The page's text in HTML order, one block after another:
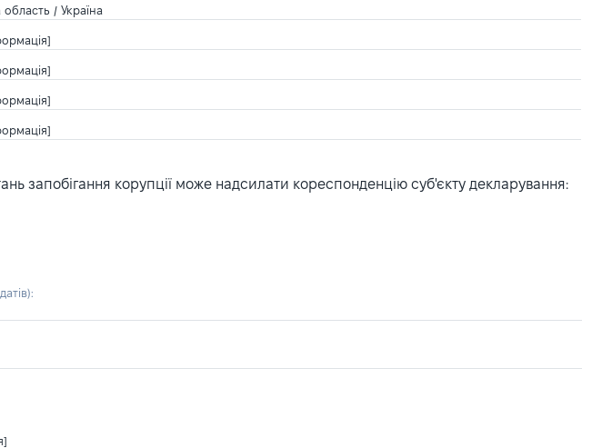
область / Україна
запобігання корупції може надсилати кореспонденцію суб'єкту декларування:
: